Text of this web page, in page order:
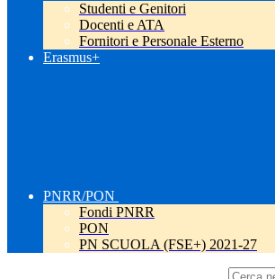
Studenti e Genitori
Docenti e ATA
Fornitori e Personale Esterno
Erasmus+
PNRR/PON
Fondi PNRR
PON
PN SCUOLA (FSE+) 2021-27